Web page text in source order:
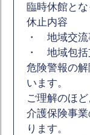
臨時休館とな
休止内容
・ 地域交流
・ 地域包括
危険警報の
います。
ご理解のほ
介護保険事
ります。